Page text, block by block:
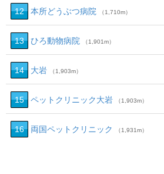
12 本所どうぶつ病院 （1,710m）
13 ひろ動物病院 （1,901m）
14 大岩 （1,903m）
15 ペットクリニック大岩 （1,903m）
16 両国ペットクリニック （1,931m）